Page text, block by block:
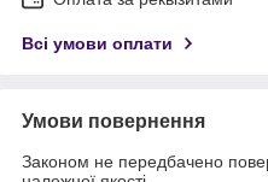
Всі умови оплати
Умови повернення
Законом не передбачено